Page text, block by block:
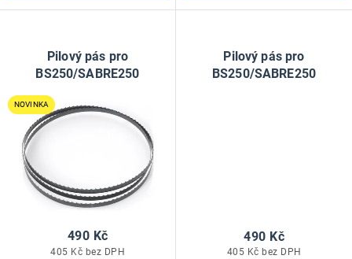
Pilový pás pro
BS250/SABRE250
NOVINKA
405 Kč bez DPH
490 Kč
Pilový pás pro
BS250/SABRE250
405 Kč bez DPH
490 Kč